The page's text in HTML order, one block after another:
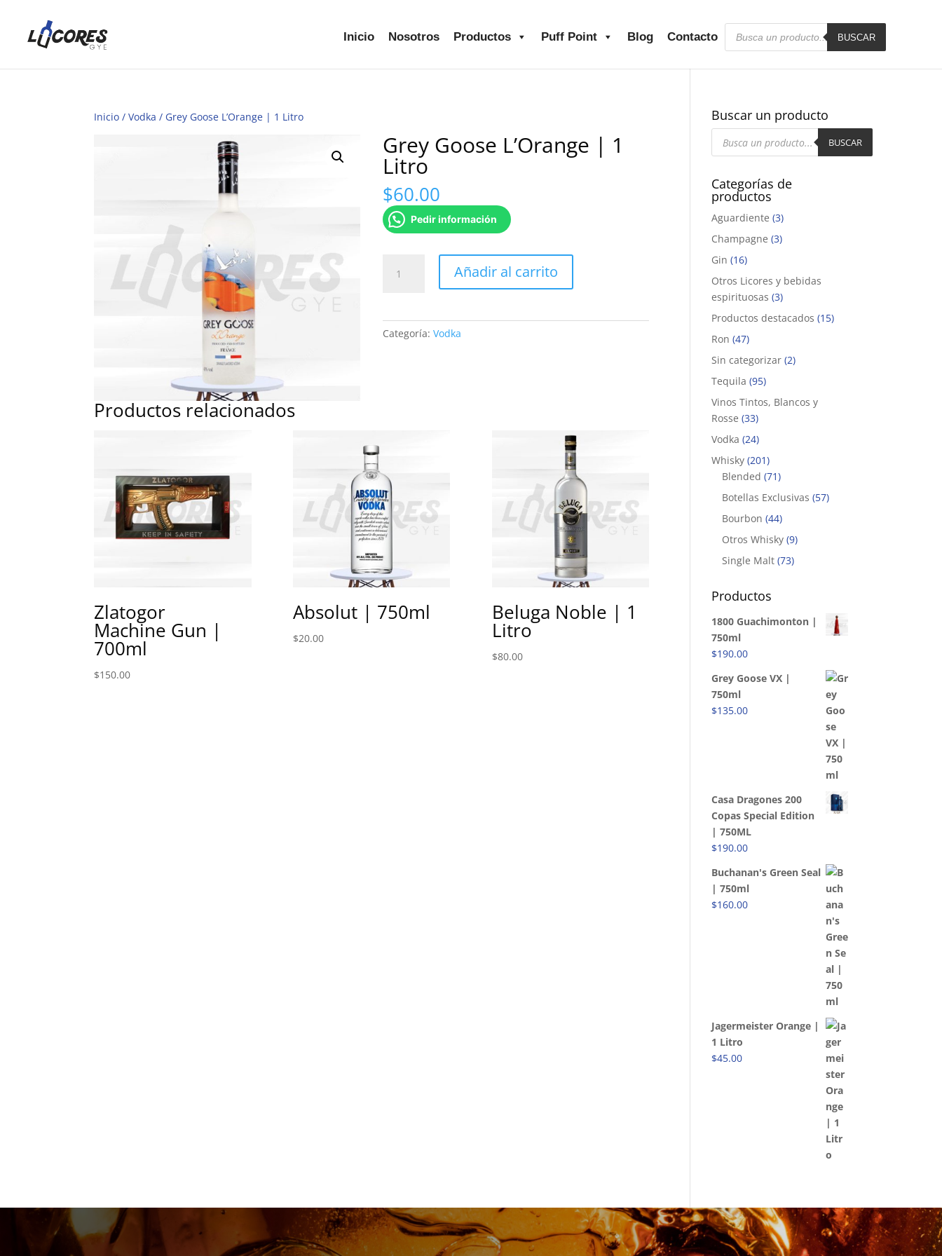
Inicio Nosotros Productos Puff Point Blog Contacto
Búsqueda
BUSCAR
Inicio /Vodka / Grey Goose L’Orange | 1 Litro
Grey Goose L’Orange | 1
Litro
$60.00
Pedir información
Goose
Añadir al carrito
Categoría:Vodka
Productos relacionados
Zlatogor
Machine Gun |
700ml
$150.00
Absolut | 750ml
$20.00
Beluga Noble | 1
Litro
$80.00
Buscar un producto
Búsqueda
productos
BUSCAR
Categorías de
productos
Aguardiente (3)
Champagne (3)
Gin (16)
Otros Licores y bebidas
espirituosas (3)
Productos destacados (15)
Ron (47)
Sin categorizar (2)
Tequila (95)
Vinos Tintos, Blancos y
Rosse (33)
Vodka (24)
Whisky (201)
Blended (71)
Botellas Exclusivas (57)
Bourbon (44)
Otros Whisky (9)
Single Malt (73)
Productos
1800 Guachimonton |
750ml
$190.00
Grey Goose VX |
750ml
$135.00
Casa Dragones 200
Copas Special Edition
| 750ML
$190.00
Buchanan's Green Seal
| 750ml
$160.00
Jagermeister Orange |
1 Litro
$45.00